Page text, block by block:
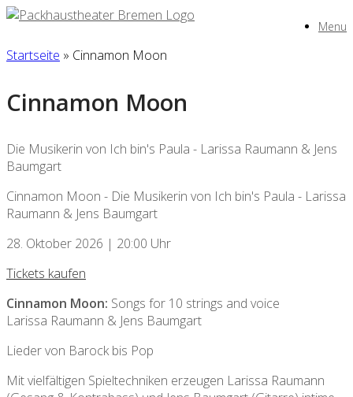
Zum
springen
Menu
Startseite » Cinnamon Moon
Cinnamon Moon
Die Musikerin von Ich bin's Paula - Larissa Raumann & Jens
Baumgart
Cinnamon Moon - Die Musikerin von Ich bin's Paula - Larissa
Raumann & Jens Baumgart
28. Oktober 2026 | 20:00 Uhr
Tickets kaufen
Cinnamon Moon: Songs for 10 strings and voice
Larissa Raumann & Jens Baumgart
Lieder von Barock bis Pop
Mit vielfältigen Spieltechniken erzeugen Larissa Raumann